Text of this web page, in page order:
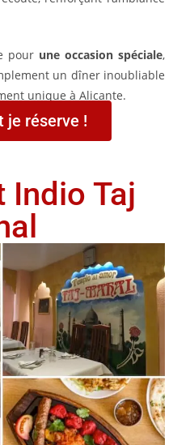
pour une occasion spéciale,
un dîner inoubliable
unique à Alicante.
je réserve !
Indio Taj